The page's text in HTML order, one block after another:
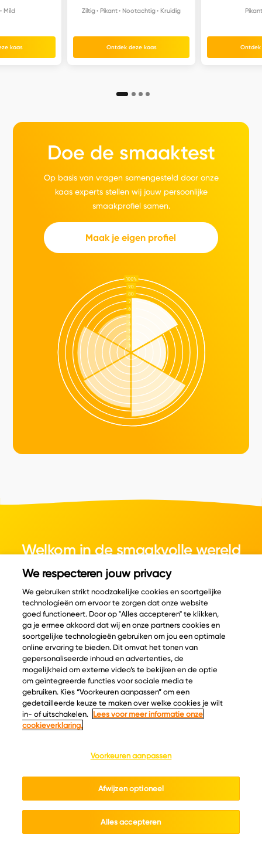
Mild
kaas
Ziltig Pikant Nootachtig Kruidig
Ontdek deze kaas
Pikant
Ontdek
Doe de smaaktest
Op basis van vragen samengesteld door onze
kaas experts stellen wij jouw persoonlijke
smaakprofiel samen.
Maak je eigen profiel
Welkom in de smaakvolle wereld
van kaas.
© Copyright 2026 Velder
Inspiratie
Kaascatalogus
Recepten
Kaasplankjes
Blog
Informatie
Over ons
Ontdek
Keurmerken
Algemene voorwaarden
We respecteren jouw privacy
We gebruiken strikt noodzakelijke cookies en soortgelijke
technologieën om ervoor te zorgen dat onze website
goed functioneert. Door op "Alles accepteren" te klikken,
ga je ermee akkoord dat wij en onze partners cookies en
soortgelijke technologieën gebruiken om jou een optimale
online ervaring te bieden. Dit omvat het tonen van
gepersonaliseerde inhoud en advertenties, de
mogelijkheid om externe video’s te bekijken en de optie
om geïntegreerde functies voor sociale media te
gebruiken. Kies “Voorkeuren aanpassen” om een
gedetailleerde keuze te maken over welke cookies je wilt
in- of uitschakelen.
Lees voor meer informatie onze
cookieverklaring.
Voorkeuren aanpassen
Afwijzen optioneel
Alles accepteren